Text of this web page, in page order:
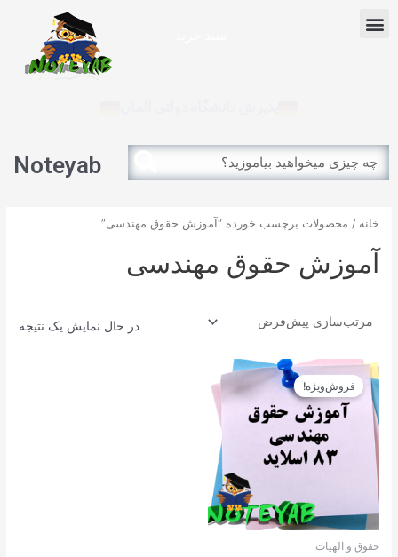
Menu
Search
Search
Noteyab
خانه / محصولات برچسب خورده “آموزش حقوق مهندسی”
آموزش حقوق مهندسی
در حال نمایش یک نتیجه
فروش‌ویژه!
حقوق و الهیات
قیمت
اصلی
بود.
قیمت
11.610تومان
است.